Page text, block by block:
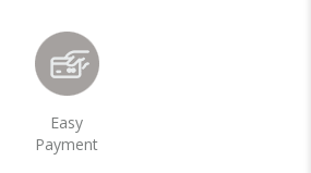
Easy
Payment